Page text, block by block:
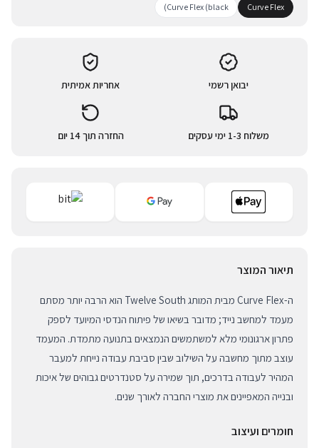
Curve Flex
Curve Flex (black)
יבואן רשמי אחריות אמיתית
משלוח 1-3 ימי עסקים החזרה תוך 14 יום
תיאור המוצר
ה-Curve Flex מבית המותג Twelve South הוא הרבה יותר מסתם
מעמד למחשב נייד; מדובר בשיאו של פיתוח הנדסי המיועד לספק
פתרון ארגונומי מלא למשתמשים הנמצאים בתנועה מתמדת. המעמד
עוצב מתוך מחשבה על השילוב שבין סביבת עבודה נייחת למעבר
המהיר לעבודה בדרכים, תוך שמירה על סטנדרטים גבוהים של איכות
ובנייה המאפיינים את מוצרי החברה לאורך שנים.
חומרים ועיצוב